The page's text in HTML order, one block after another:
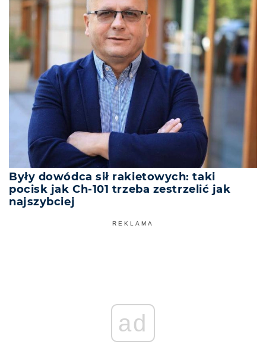
Były dowódca sił rakietowych: taki
pocisk jak Ch-101 trzeba zestrzelić jak
najszybciej
REKLAMA
ad